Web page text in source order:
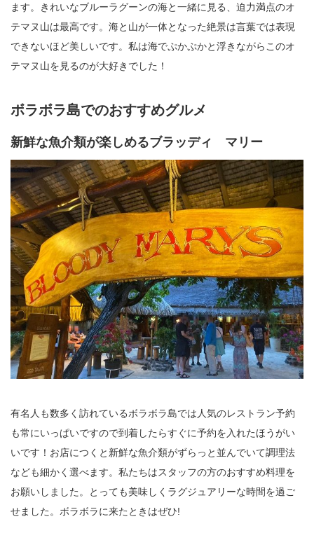
ます。きれいなブルーラグーンの海と一緒に見る、迫力満点のオ
テマヌ山は最高です。海と山が一体となった絶景は言葉では表現
できないほど美しいです。私は海でぷかぷかと浮きながらこのオ
テマヌ山を見るのが大好きでした！
ボラボラ島でのおすすめグルメ
新鮮な魚介類が楽しめるブラッディ マリー
有名人も数多く訪れているボラボラ島では人気のレストラン予約
も常にいっぱいですので到着したらすぐに予約を入れたほうがい
いです！お店につくと新鮮な魚介類がずらっと並んでいて調理法
なども細かく選べます。私たちはスタッフの方のおすすめ料理を
お願いしました。とっても美味しくラグジュアリーな時間を過ご
せました。ボラボラに来たときはぜひ!